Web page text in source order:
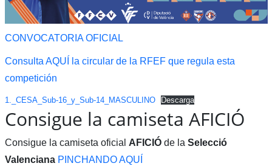
CONVOCATORIA OFICIAL
Consulta AQUÍ la circular de la RFEF que regula esta
competición
1._CESA_Sub-16_y_Sub-14_MASCULINO Descarga
Consigue la camiseta AFICIÓ
Consigue la camiseta oficial AFICIÓde la Selecció
Valenciana PINCHANDO AQUÍ